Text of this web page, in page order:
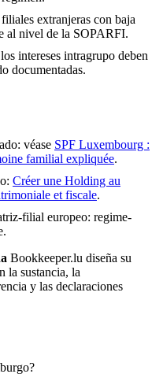
filiales extranjeras con baja
al nivel de la SOPARFI.
intereses intragrupo deben
documentadas.
véase SPF Luxembourg :
familial expliquée.
Créer une Holding au
et fiscale.
filial europeo: regime-
.
Bookkeeper.lu diseña su
la sustancia, la
y las declaraciones